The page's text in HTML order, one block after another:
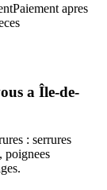
Paiement apres
a Île-de-
: serrures
poignees